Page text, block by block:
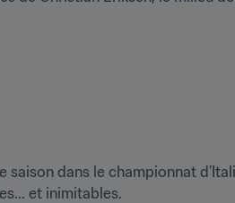
et inimitables.